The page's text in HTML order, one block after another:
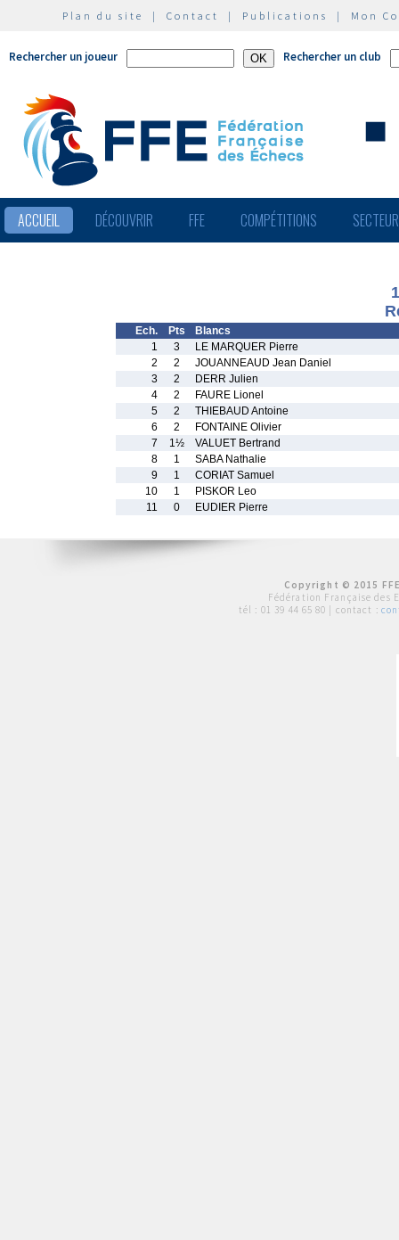
Plan du site | Contact | Publications | Mon
Rechercher un joueur Rechercher un club
ACCUEIL DÉCOUVRIR FFE COMPÉTITIONS
Ech. Pts
Blancs
1
3
LE MARQUER Pierre
2
2
JOUANNEAUD Jean Daniel
3
2
DERR Julien
4
2
FAURE Lionel
5
2
THIEBAUD Antoine
6
2
FONTAINE Olivier
7
1½
VALUET Bertrand
8
1
SABA Nathalie
9
1
CORIAT Samuel
10
1
PISKOR Leo
11
0 EUDIER Pierre
Copyright © 2015
Fédération Française des
tél : 01 39 44 65 80 | contact :